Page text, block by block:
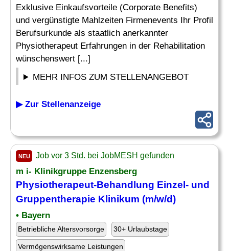
Exklusive Einkaufsvorteile (Corporate Benefits)
und vergünstigte Mahlzeiten Firmenevents Ihr Profil
Berufsurkunde als staatlich anerkannter
Physiotherapeut Erfahrungen in der Rehabilitation
wünschenswert [...]
MEHR INFOS ZUM STELLENANGEBOT
▶ Zur Stellenanzeige
NEU Job vor 3 Std. bei JobMESH gefunden
m i- Klinikgruppe Enzensberg
Physiotherapeut-Behandlung Einzel- und
Gruppentherapie Klinikum (m/w/d)
• Bayern
Betriebliche Altersvorsorge 30+ Urlaubstage
Vermögenswirksame Leistungen